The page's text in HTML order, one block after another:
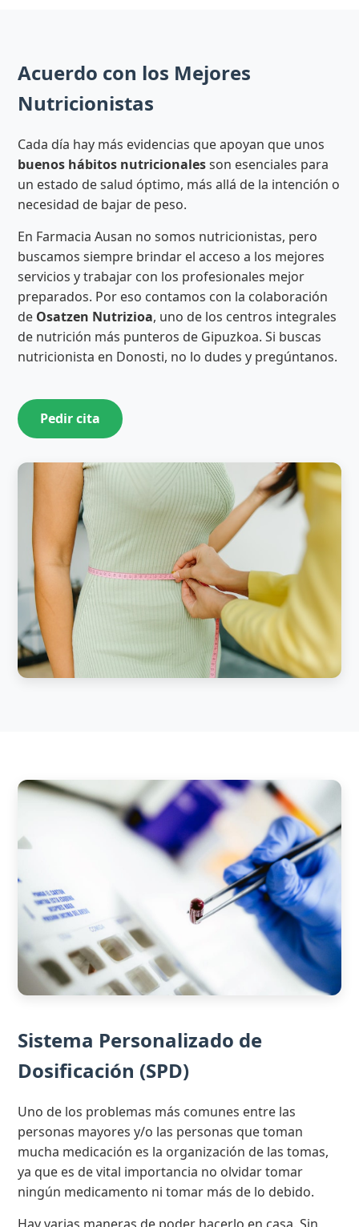
Acuerdo con los Mejores
Nutricionistas
Cada día hay más evidencias que apoyan que unos
buenos hábitos nutricionalesson esenciales para
un estado de salud óptimo, más allá de la intención o
necesidad de bajar de peso.
En Farmacia Ausan no somos nutricionistas, pero
buscamos siempre brindar el acceso a los mejores
servicios y trabajar con los profesionales mejor
preparados. Por eso contamos con la colaboración
de Osatzen Nutrizioa, uno de los centros integrales
de nutrición más punteros de Gipuzkoa. Si buscas
nutricionista en Donosti, no lo dudes y pregúntanos.
Pedir cita
Sistema Personalizado de
Dosificación (SPD)
Uno de los problemas más comunes entre las
personas mayores y/o las personas que toman
mucha medicación es la organización de las tomas,
ya que es de vital importancia no olvidar tomar
ningún medicamento ni tomar más de lo debido.